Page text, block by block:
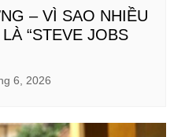
– VÌ SAO NHIỀU
“STEVE JOBS
6, 2026